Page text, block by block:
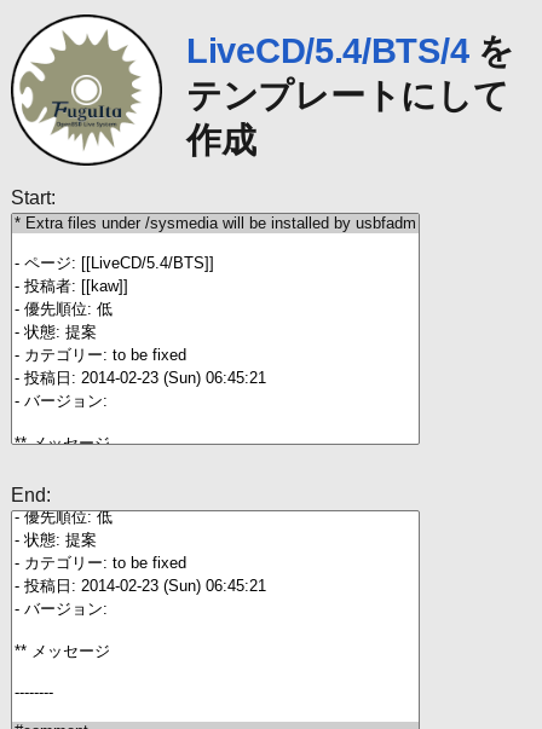
LiveCD/5.4/BTS/4を
テンプレートにして
作成
Start:
End: